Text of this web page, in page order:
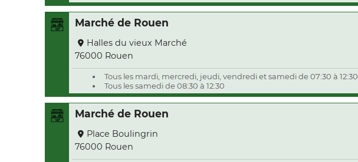
Marché de Rouen
Halles du vieux Marché
76000 Rouen
Tous les mardi, mercredi, jeudi, vendredi et samedi de 07:30 à 12:30
Tous les samedi de 08:30 à 12:30
Marché de Rouen
Place Boulingrin
76000 Rouen